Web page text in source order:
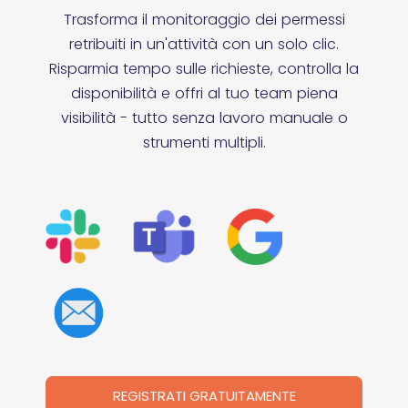
Trasforma il monitoraggio dei permessi
retribuiti in un'attività con un solo clic.
Risparmia tempo sulle richieste, controlla la
disponibilità e offri al tuo team piena
visibilità - tutto senza lavoro manuale o
strumenti multipli.
REGISTRATI GRATUITAMENTE